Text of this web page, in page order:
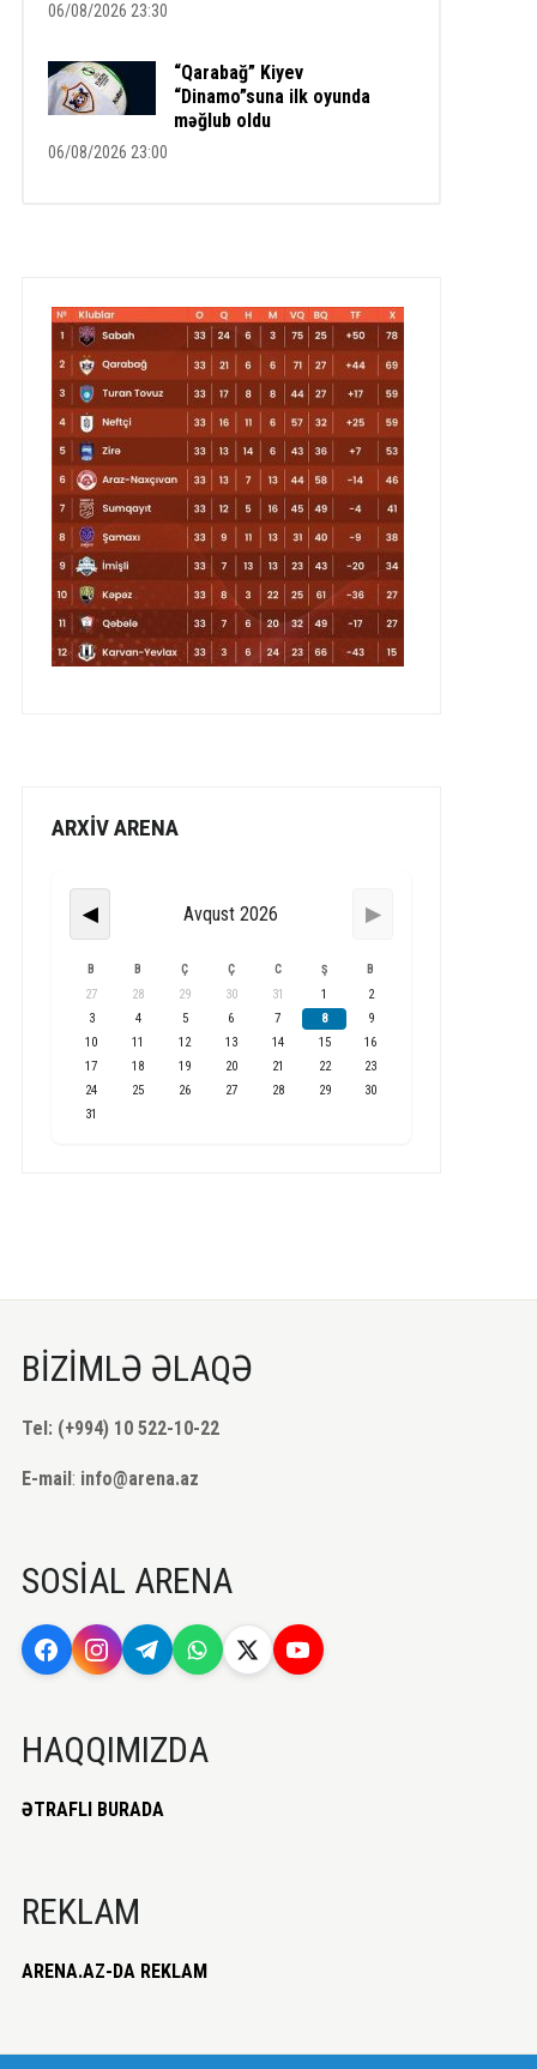
06/08/2026 23:30
“Qarabağ” Kiyev
“Dinamo”suna ilk oyunda
məğlub oldu
06/08/2026 23:00
ARXİV ARENA
◀ Avqust 2026 ▶
B B Ç Ç C Ş B
27 28 29 30 31 1
2
3
4 5 6 7 8
9
10
11 12 13 14 15
16
17
18 19 20 21 22
23
24
25 26 27 28 29
30
31
BİZİMLƏ ƏLAQƏ
Tel: (+994) 10 522-10-22
E-mail: info@arena.az
SOSİAL ARENA
HAQQIMIZDA
ƏTRAFLI BURADA
REKLAM
ARENA.AZ-DA REKLAM